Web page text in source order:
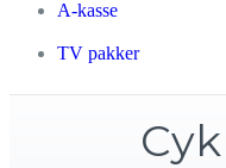
A-kasse
TV pakker